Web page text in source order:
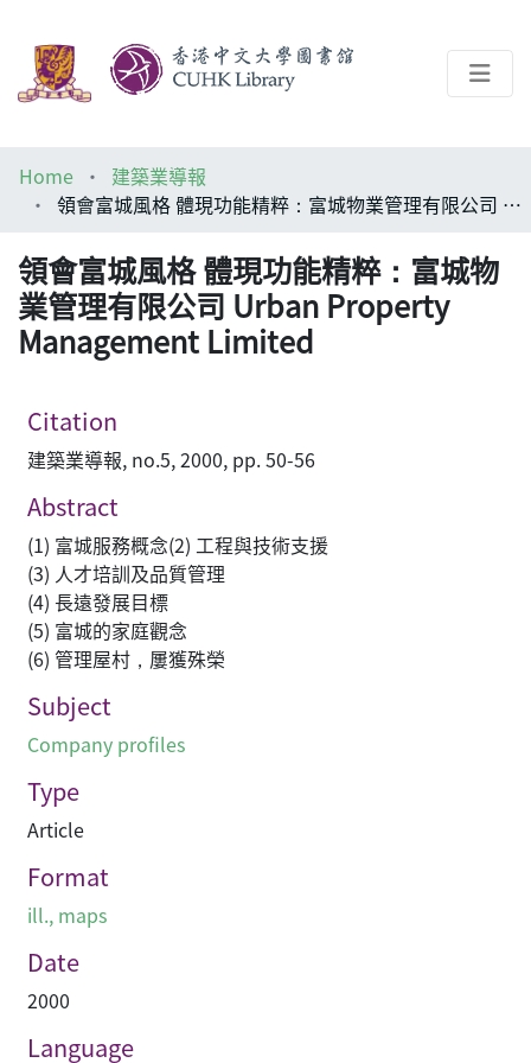
Help
Home
建築業導報
領會富城風格 體現功能精粹：富城物業管理有限公司 Urban Property Management Limited
領會富城風格 體現功能精粹：富城物
業管理有限公司 Urban Property
Management Limited
Citation
建築業導報, no.5, 2000, pp. 50-56
Abstract
(1) 富城服務概念(2) 工程與技術支援
(3) 人才培訓及品質管理
(4) 長遠發展目標
(5) 富城的家庭觀念
(6) 管理屋村，屢獲殊榮
Subject
Company profiles
Type
Article
Format
ill., maps
Date
2000
Language